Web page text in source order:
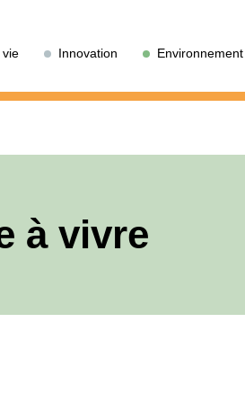
vie Innovation Environnement
à vivre